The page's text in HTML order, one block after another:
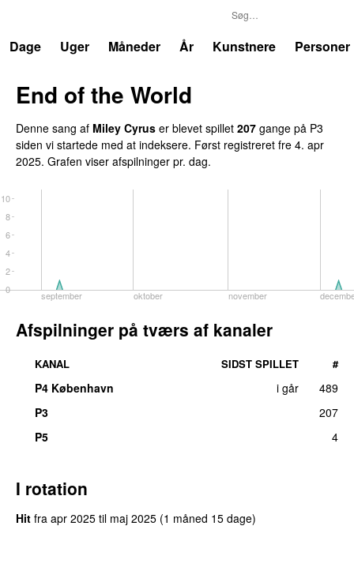
Dage
Uger Måneder År Kunstnere Personer
End of the World
Denne sang af Miley Cyrus er blevet spillet 207 gange på P3
siden vi startede med at indeksere. Først registreret fre 4. apr
2025. Grafen viser afspilninger pr. dag.
september oktober november
0
2
4
6
8
10
Afspilninger på tværs af kanaler
KANAL SIDST SPILLET #
P4 København i går
489
P3
207
P5
4
I rotation
Hit fra apr 2025 til maj 2025 (1 måned 15 dage)